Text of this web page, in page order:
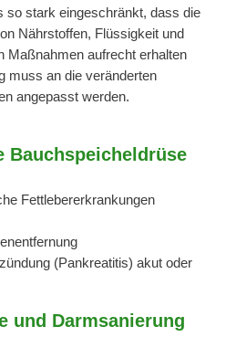
so stark eingeschränkt, dass die
Nähr­stoffen, Flüssigkeit und
Maßnahmen aufrecht erhal­ten
muss an die veränderten
angepasst werden.
Bauchspeicheldrüse
Fettlebererkrankungen
(Pankreatitis) akut oder
und Darmsanierung